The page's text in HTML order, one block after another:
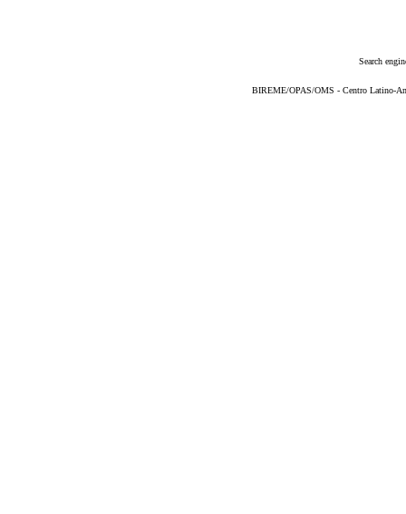
Search
BIREME/OPAS/OMS - Centro Latino-